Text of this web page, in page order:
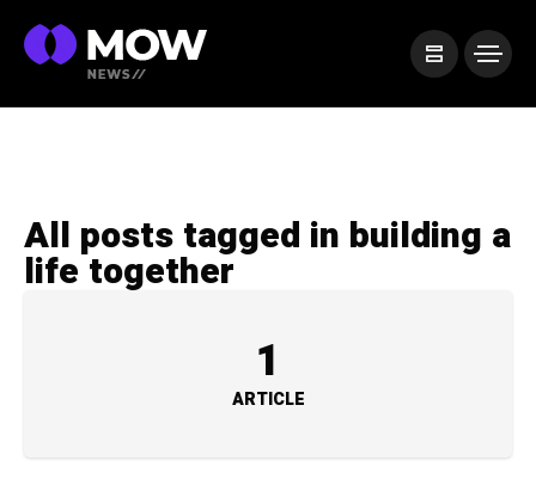
All posts tagged in building a
life together
1
ARTICLE